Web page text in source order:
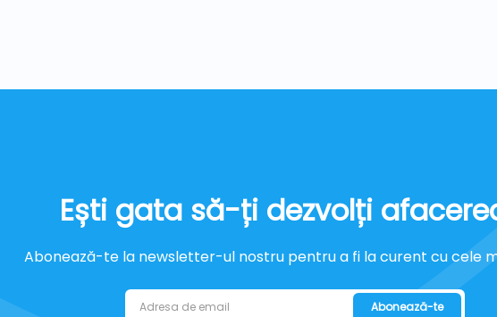
Ești gata să-ți dezvolți
Abonează-te la newsletter-ul nostru pentru a fi la curent cu cele
Abonează-te